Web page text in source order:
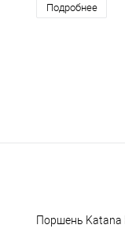
Подробнее
Поршень Katana